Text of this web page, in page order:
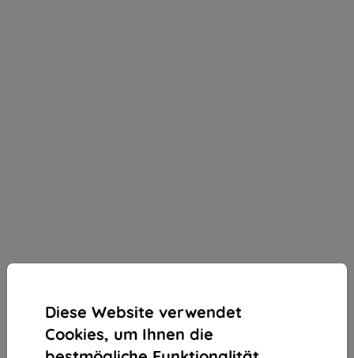
Diese Website verwendet
Cookies, um Ihnen die